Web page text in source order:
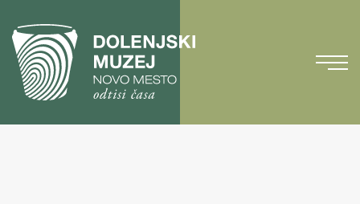
vsebinoNa
glavni
meni